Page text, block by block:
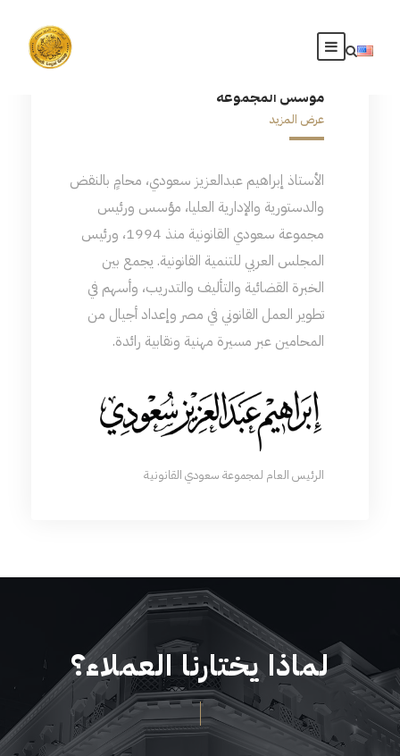
مؤسس المجموعة
عرض المزيد
الأستاذ إبراهيم عبدالعزيز سعودي، محامٍ بالنقض
والدستورية والإدارية العليا، مؤسس ورئيس
مجموعة سعودي القانونية منذ 1994، ورئيس
المجلس العربي للتنمية القانونية. يجمع بين
الخبرة القضائية والتأليف والتدريب، وأسهم في
تطوير العمل القانوني في مصر وإعداد أجيال من
المحامين عبر مسيرة مهنية ونقابية رائدة.
الرئيس العام لمجموعة سعودي القانونية
لماذا يختارنا العملاء؟